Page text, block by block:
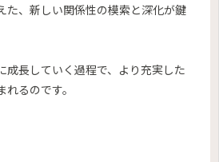
た、新しい関係性の模索と深化が鍵
成長していく過程で、より充実した
るのです。